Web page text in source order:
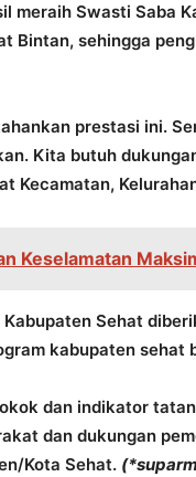
meraih Swasti Saba
Bintan, sehingga
prestasi ini.
Kita butuh
Kecamatan,
Keselamatan
Sehat
kabupaten sehat
dan indikator
dan dukungan
Kota Sehat.